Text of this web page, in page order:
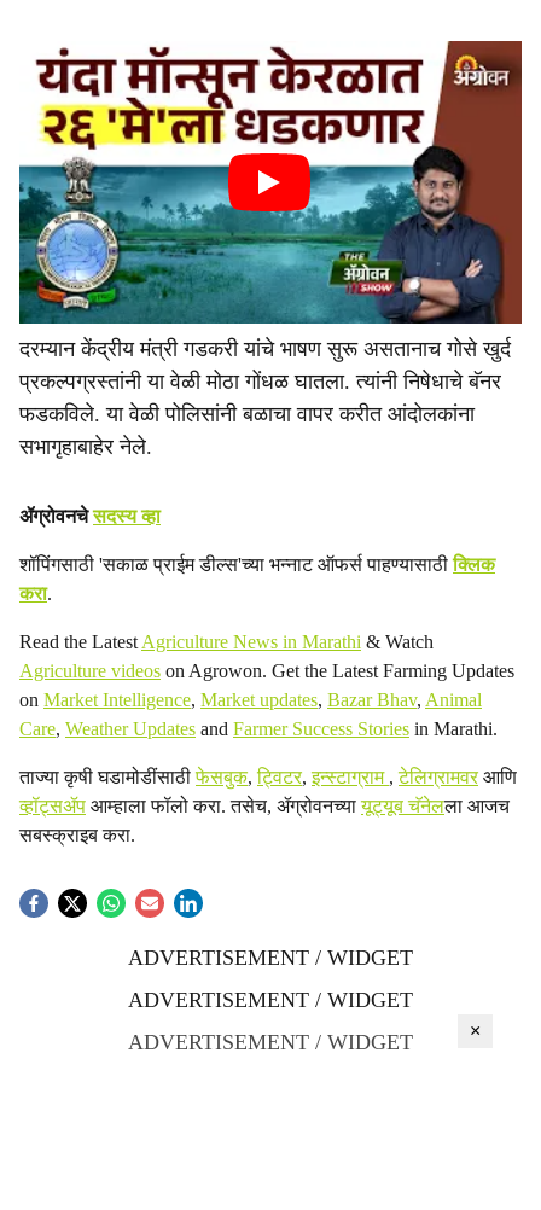
दरम्यान केंद्रीय मंत्री गडकरी यांचे भाषण सुरू असतानाच गोसे खुर्द
प्रकल्पग्रस्तांनी या वेळी मोठा गोंधळ घातला. त्यांनी निषेधाचे बॅनर
फडकविले. या वेळी पोलिसांनी बळाचा वापर करीत आंदोलकांना
सभागृहाबाहेर नेले.
ॲग्रोवनचेसदस्य व्हा
शॉपिंगसाठी 'सकाळ प्राईम डील्स'च्या भन्नाट ऑफर्स पाहण्यासाठीक्लिक
करा.
Read the Latest Agriculture News in Marathi & Watch
Agriculture videos on Agrowon. Get the Latest Farming Updates
on Market Intelligence, Market updates, Bazar Bhav, Animal
Care, Weather Updates and Farmer Success Stories in Marathi.
ताज्या कृषी घडामोडींसाठीफेसबुक,ट्विटर,इन्स्टाग्राम ,टेलिग्रामवरआणि
व्हॉट्सॲप आम्हाला फॉलो करा. तसेच, ॲग्रोवनच्यायूट्यूब चॅनेलला आजच
सबस्क्राइब करा.
ADVERTISEMENT / WIDGET
ADVERTISEMENT / WIDGET
ADVERTISEMENT / WIDGET
×